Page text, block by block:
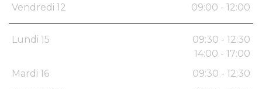
Vendredi 12
09:00 - 12:00
Lundi 15
09:30 - 12:30
14:00 - 17:00
Mardi 16
09:30 - 12:30